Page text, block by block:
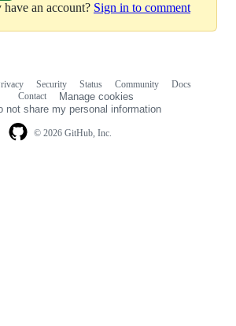
have an account? Sign in to comment
© 2026 GitHub, Inc.
Security Status Community
Docs
Contact
Manage cookies
not share my personal information